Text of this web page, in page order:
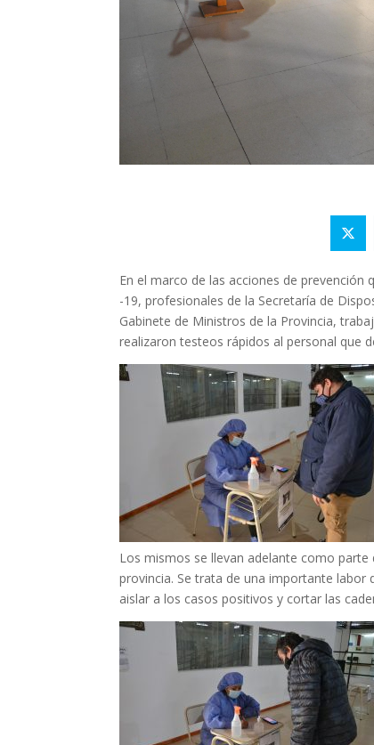
En el marco de las acciones de prevención
-19, profesionales de la Secretaría de
Gabinete de Ministros de la Provincia,
realizaron testeos rápidos al personal que
Los mismos se llevan adelante como parte
provincia. Se trata de una importante
aislar a los casos positivos y cortar las